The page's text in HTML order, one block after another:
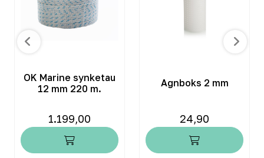
OK Marine synketau
12 mm 220 m.
1.199,00
Agnboks 2 mm
24,90